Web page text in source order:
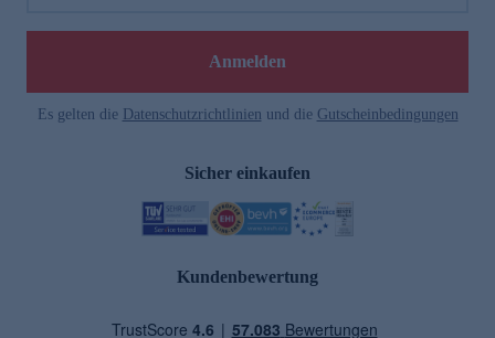
Anmelden
Es gelten die Datenschutzrichtlinien und die Gutscheinbedingungen
Sicher einkaufen
Kundenbewertung